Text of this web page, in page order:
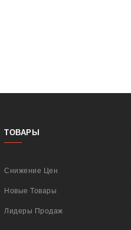
ТОВАРЫ
Снижение Цен
Новые Товары
Лидеры Продаж